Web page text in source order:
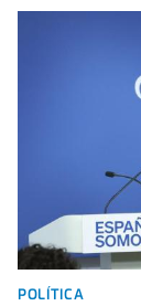
POLÍTICA